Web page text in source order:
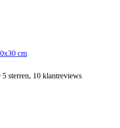
cm
sterren, 10 klantreviews